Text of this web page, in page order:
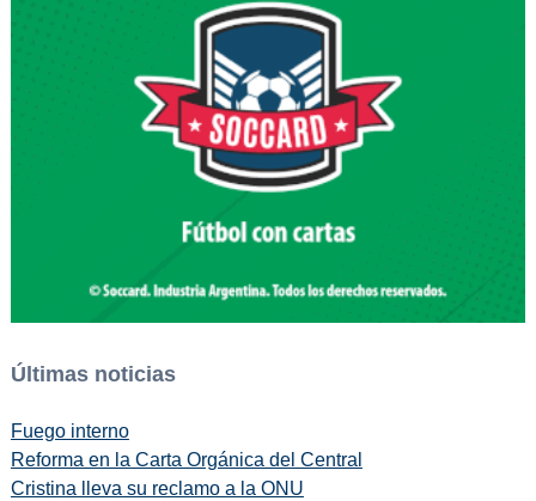
Últimas noticias
Fuego interno
Reforma en la Carta Orgánica del Central
Cristina lleva su reclamo a la ONU